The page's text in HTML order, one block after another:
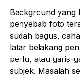
Background yang
penyebab foto
sudah bagus,
latar belakang
perlu, atau garis-
subjek. Masalah